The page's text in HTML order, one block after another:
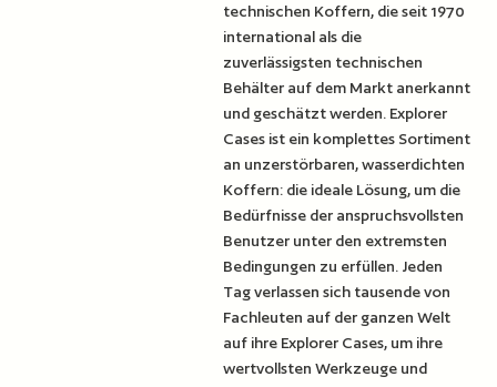
technischen Koffern, die seit 1970
international als die
zuverlässigsten technischen
Behälter auf dem Markt anerkannt
und geschätzt werden. Explorer
Cases ist ein komplettes Sortiment
an unzerstörbaren, wasserdichten
Koffern: die ideale Lösung, um die
Bedürfnisse der anspruchsvollsten
Benutzer unter den extremsten
Bedingungen zu erfüllen. Jeden
Tag verlassen sich tausende von
Fachleuten auf der ganzen Welt
auf ihre Explorer Cases, um ihre
wertvollsten Werkzeuge und